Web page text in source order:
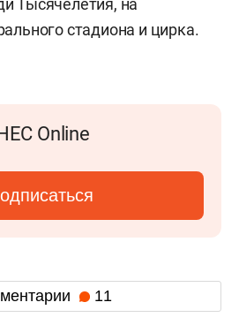
стадиона и цирка.
Online
11